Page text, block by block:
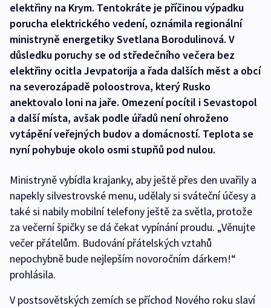
elektřiny na Krym. Tentokráte je příčinou výpadku
porucha elektrického vedení, oznámila regionální
ministryně energetiky Svetlana Borodulinová. V
důsledku poruchy se od středečního večera bez
elektřiny ocitla Jevpatorija a řada dalších měst a obcí
na severozápadě poloostrova, který Rusko
anektovalo loni na jaře. Omezení pocítil i Sevastopol
a další místa, avšak podle úřadů není ohroženo
vytápění veřejných budov a domácností. Teplota se
nyní pohybuje okolo osmi stupňů pod nulou.
Ministryně vybídla krajanky, aby ještě přes den uvařily a
napekly silvestrovské menu, udělaly si sváteční účesy a
také si nabily mobilní telefony ještě za světla, protože
za večerní špičky se dá čekat vypínání proudu. „Věnujte
večer přátelům. Budování přátelských vztahů
nepochybně bude nejlepším novoročním dárkem!“
prohlásila.
V postsovětských zemích se příchod Nového roku slaví